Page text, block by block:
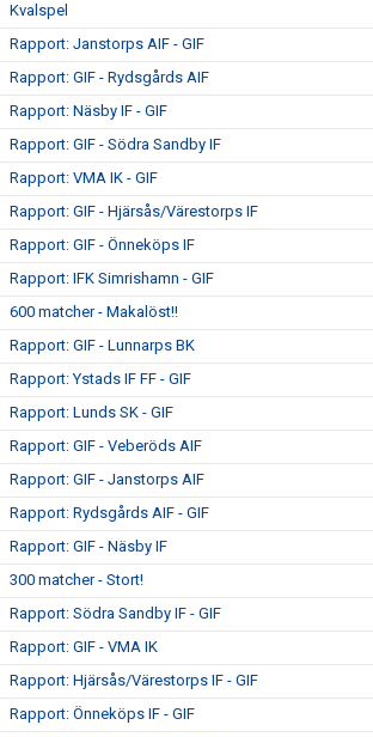
Kvalspel
Rapport: Janstorps AIF - GIF
Rapport: GIF - Rydsgårds AIF
Rapport: Näsby IF - GIF
Rapport: GIF - Södra Sandby IF
Rapport: VMA IK - GIF
Rapport: GIF - Hjärsås/Värestorps IF
Rapport: GIF - Önneköps IF
Rapport: IFK Simrishamn - GIF
600 matcher - Makalöst!!
Rapport: GIF - Lunnarps BK
Rapport: Ystads IF FF - GIF
Rapport: Lunds SK - GIF
Rapport: GIF - Veberöds AIF
Rapport: GIF - Janstorps AIF
Rapport: Rydsgårds AIF - GIF
Rapport: GIF - Näsby IF
300 matcher - Stort!
Rapport: Södra Sandby IF - GIF
Rapport: GIF - VMA IK
Rapport: Hjärsås/Värestorps IF - GIF
Rapport: Önneköps IF - GIF